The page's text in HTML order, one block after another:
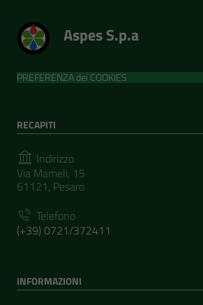
Aspes S.p.a
PREFERENZA dei COOKIES
RECAPITI
Indirizzo
Via Mameli, 15
61121, Pesaro
Telefono
(+39) 0721/372411
INFORMAZIONI